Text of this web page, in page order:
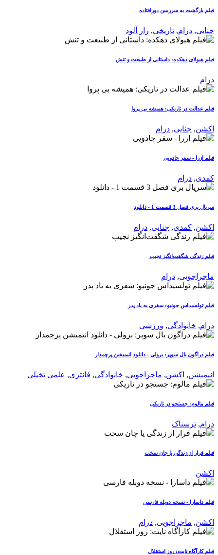
فیلم بازگشت به سرزمین دورافتاده
جنایی, درام, تاریخی, راز آلود
فیلم هیولای دهکده: داستانی از طبیعت و تنش
درام
فیلم عدالت در تاریکی: همیشه بی پروا
اکشن, جنایی, درام
فیلم ازرا - سفر جادویی
کمدی, درام
سریال بری فصل 3 قسمت 1 - دانلود
اکشن, کمدی, جنایی, درام
فیلم زندگی شگفت‌انگیز نجیب
ماجراجویی, درام
فیلم تولسیداس جونیو: سفری به یاد پدر
درام, خانوادگی, ورزشی
فیلم دراگون بال سوپر: برولی - دانلود انیمیشن پرچمدار
انیمیشن, اکشن, ماجراجویی, خانوادگی, فانتزی, علمی تخیلی
فیلم مالوم: جستجو در تاریکی
درام, ترسناک
فیلم فرار از زندگی یا جان سخت
اکشن
فیلم داسارا - نسخه دوبله فارسی
اکشن, ماجراجویی, درام
فیلم کارآگاه نایت: روز استقلال